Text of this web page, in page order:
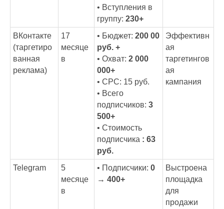
• Вступления в
группу: 230+
ВКонтакте
(таргетиро
ванная
реклама)
17
месяце
в
• Бюджет: 200 00
руб. +
• Охват: 2 000
000+
• CPC: 15 руб.
• Всего
подписчиков: 3
500+
• Стоимость
подписчика : 63
руб.
Эффективн
ая
таргетингов
ая
кампания
Telegram
5
месяце
в
• Подписчики: 0
→ 400+
Выстроена
площадка
для
продажи